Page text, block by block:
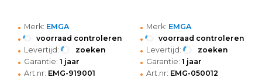
• Merk: EMGA
• voorraad controleren
• Levertijd: zoeken
• Garantie: 1 jaar
• Art.nr: EMG-919001
• Merk: EMGA
• voorraad controleren
• Levertijd: zoeken
• Garantie: 1 jaar
• Art.nr: EMG-050012